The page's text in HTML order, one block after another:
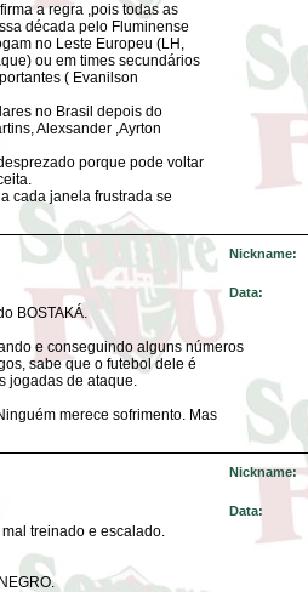
a regra ,pois todas as
década pelo Fluminense
no Leste Europeu (LH,
ou em times secundários
( Evanilson
no Brasil depois do
Alexsander ,Ayrton
porque pode voltar
cada janela frustrada se
Nickname:
Data:
BOSTAKÁ.
e conseguindo alguns números
sabe que o futebol dele é
jogadas de ataque.
merece sofrimento. Mas
Nickname:
Data:
treinado e escalado.